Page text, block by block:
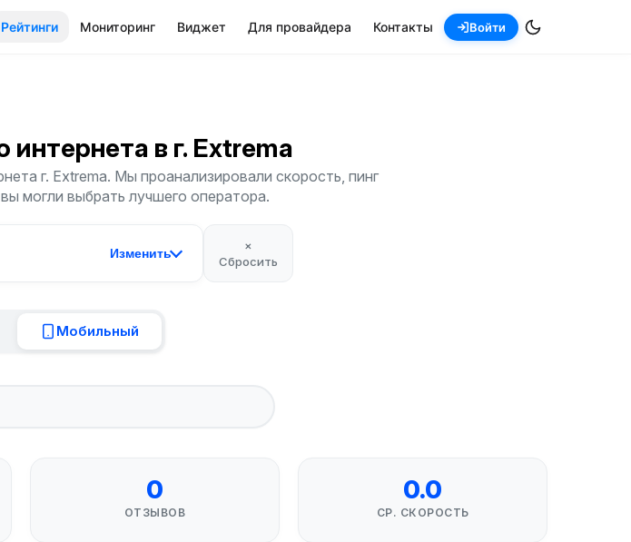
Рейтинги Мониторинг Виджет Для провайдера Контакты Войти
интернета в г. Extrema
г. Extrema. Мы проанализировали скорость, пинг
могли выбрать лучшего оператора.
Изменить
×
Сбросить
Мобильный
0
ОТЗЫВОВ
0.0
СР. СКОРОСТЬ